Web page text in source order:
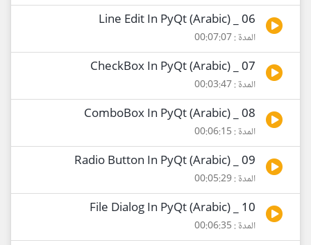
06 _ Line Edit In PyQt (Arabic)
المدة : 00:07:07
07 _ CheckBox In PyQt (Arabic)
المدة : 00:03:47
08 _ ComboBox In PyQt (Arabic)
المدة : 00:06:15
09 _ Radio Button In PyQt (Arabic)
المدة : 00:05:29
10 _ File Dialog In PyQt (Arabic)
المدة : 00:06:35